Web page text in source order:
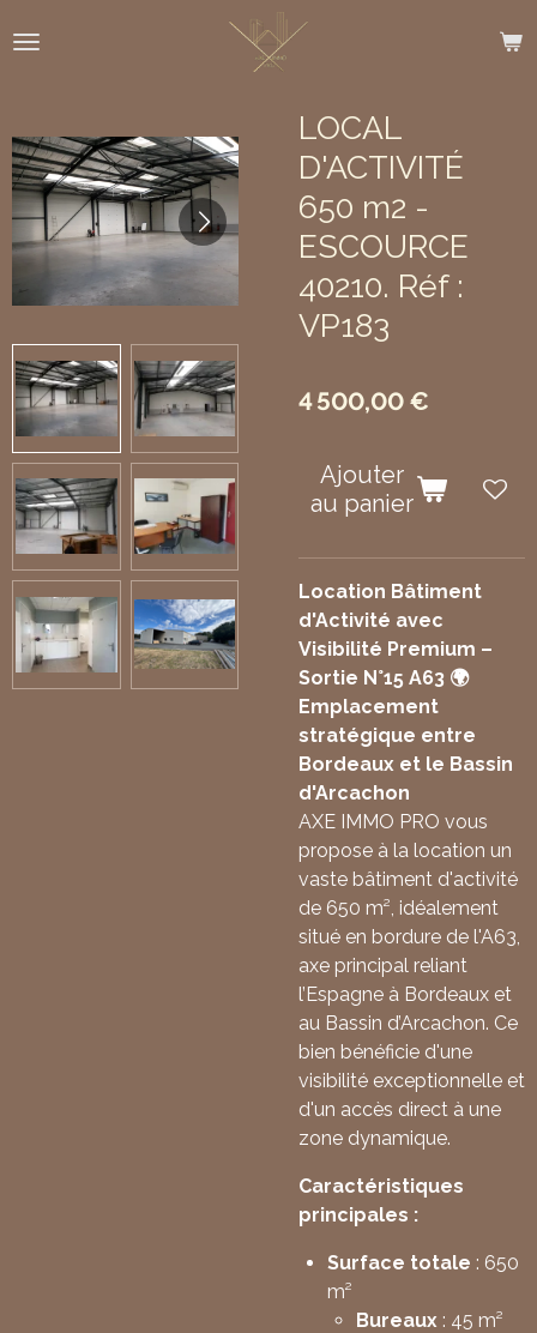
au
LOCAL
D'ACTIVITÉ
650 m2 -
ESCOURCE
40210. Réf :
VP183
4 500,00 €
Ajouter
au panier
Location Bâtiment
d'Activité avec
Visibilité Premium –
Sortie N°15 A63 🌍
Emplacement
stratégique entre
Bordeaux et le Bassin
d'Arcachon
AXE IMMO PRO vous
propose à la location un
vaste bâtiment d'activité
de 650 m², idéalement
situé en bordure de l'A63,
axe principal reliant
l’Espagne à Bordeaux et
au Bassin d’Arcachon. Ce
bien bénéficie d'une
visibilité exceptionnelle et
d'un accès direct à une
zone dynamique.
Caractéristiques
principales :
Surface totale : 650
m²
Bureaux : 45 m²